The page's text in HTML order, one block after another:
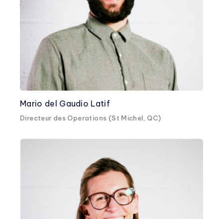
Mario del Gaudio Latif
Directeur des Operations (St Michel, QC)